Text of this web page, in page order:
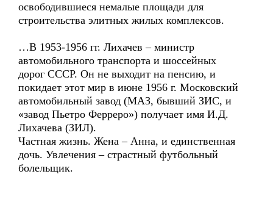
освободившиеся немалые площади для
строительства элитных жилых комплексов.
…В 1953-1956 гг. Лихачев – министр
автомобильного транспорта и шоссейных
дорог СССР. Он не выходит на пенсию, и
покидает этот мир в июне 1956 г. Московский
автомобильный завод (МАЗ, бывший ЗИС, и
«завод Пьетро Ферреро») получает имя И.Д.
Лихачева (ЗИЛ).
Частная жизнь. Жена – Анна, и единственная
дочь. Увлечения – страстный футбольный
болельщик.